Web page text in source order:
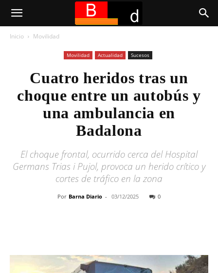
Inicio Movilidad
Movilidad Actualidad Sucesos
Cuatro heridos tras un
choque entre un autobús y
una ambulancia en
Badalona
El choque frontal, ocurrido cerca del Hospital
Germans Trias i Pujol, provoca un herido crítico y
cortes de tráfico en la zona
Por Barna Diario - 03/12/2025 0